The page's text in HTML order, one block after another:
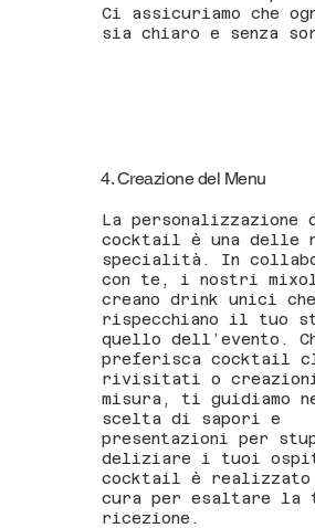
Ci assicuriamo che
sia chiaro e senza
4. Creazione del Menu
La personalizzazione
cocktail è una delle
specialità. In
con te, i nostri
creano drink unici che
rispecchiano il tuo
quello dell’evento.
preferisca cocktail
rivisitati o
misura, ti guidiamo
scelta di sapori e
presentazioni per
deliziare i tuoi
cocktail è realizzato
cura per esaltare la
ricezione.